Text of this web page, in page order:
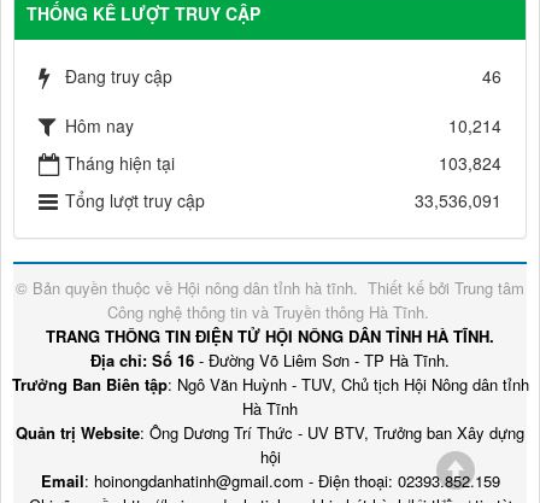
THỐNG KÊ LƯỢT TRUY CẬP
Đang truy cập 46
Hôm nay
10,214
Tháng hiện tại
103,824
Tổng lượt truy cập
33,536,091
© Bản quyền thuộc về Hội nông dân tỉnh hà tĩnh. Thiết kế bởi Trung tâm
Công nghệ thông tin và Truyền thông Hà Tĩnh.
TRANG THÔNG TIN ĐIỆN TỬ HỘI NÔNG DÂN TỈNH HÀ TĨNH.
Địa chỉ: Số 16 - Đường Võ Liêm Sơn - TP Hà Tĩnh.
Trưởng Ban Biên tập: Ngô Văn Huỳnh - TUV, Chủ tịch Hội Nông dân tỉnh
Hà Tĩnh
Quản trị Website: Ông Dương Trí Thức - UV BTV, Trưởng ban Xây dựng
hội
Email: hoinongdanhatinh@gmail.com - Điện thoại: 02393.852.159